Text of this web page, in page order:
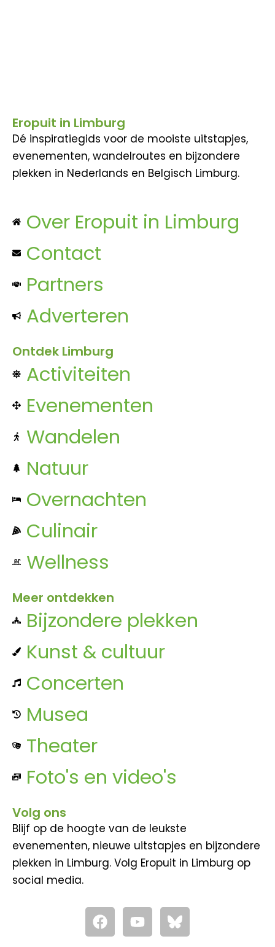
Eropuit in Limburg
Dé inspiratiegids voor de mooiste uitstapjes,
evenementen, wandelroutes en bijzondere
plekken in Nederlands en Belgisch Limburg.
Over Eropuit in Limburg
Contact
Partners
Adverteren
Ontdek Limburg
Activiteiten
Evenementen
Wandelen
Natuur
Overnachten
Culinair
Wellness
Meer ontdekken
Bijzondere plekken
Kunst & cultuur
Concerten
Musea
Theater
Foto's en video's
Volg ons
Blijf op de hoogte van de leukste
evenementen, nieuwe uitstapjes en bijzondere
plekken in Limburg. Volg Eropuit in Limburg op
social media.
F
a
c
Y
o
u